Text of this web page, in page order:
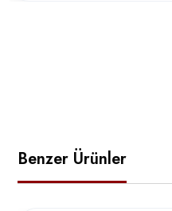
Benzer Ürünler